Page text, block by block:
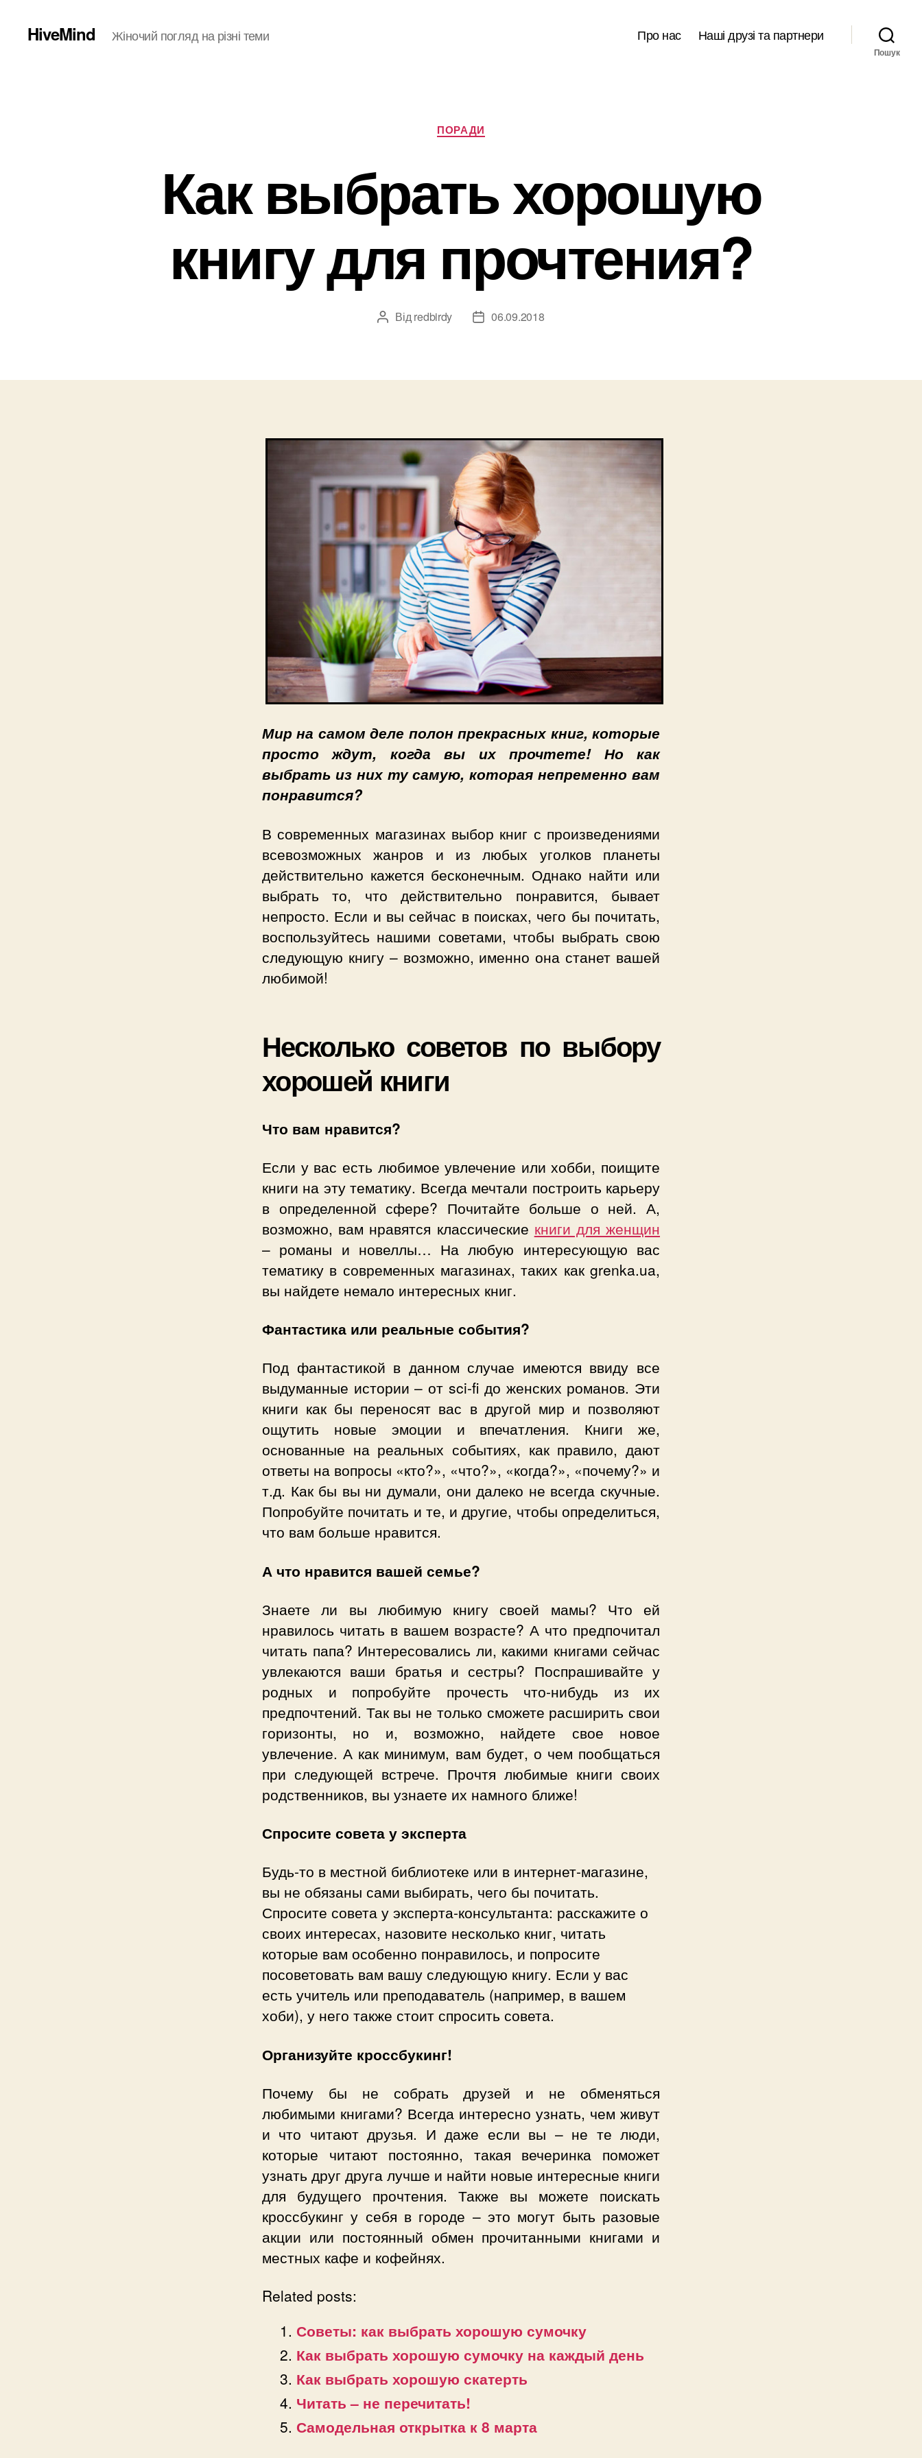
HiveMind Жіночий погляд на різні теми Про нас Наші друзі та партнери
Пошук
Категорії
ПОРАДИ
Как выбрать хорошую
книгу для прочтения?
Автор
Від redbirdy
Дата06.09.2018
Мир на самом деле полон прекрасных книг, которые
просто ждут, когда вы их прочтете! Но как
выбрать из них ту самую, которая непременно вам
понравится?
В современных магазинах выбор книг с произведениями
всевозможных жанров и из любых уголков планеты
действительно кажется бесконечным. Однако найти или
выбрать то, что действительно понравится, бывает
непросто. Если и вы сейчас в поисках, чего бы почитать,
воспользуйтесь нашими советами, чтобы выбрать свою
следующую книгу – возможно, именно она станет вашей
любимой!
Несколько советов по выбору
хорошей книги
Что вам нравится?
Если у вас есть любимое увлечение или хобби, поищите
книги на эту тематику. Всегда мечтали построить карьеру
в определенной сфере? Почитайте больше о ней. А,
возможно, вам нравятся классические книги для женщин
– романы и новеллы… На любую интересующую вас
тематику в современных магазинах, таких как grenka.ua,
вы найдете немало интересных книг.
Фантастика или реальные события?
Под фантастикой в данном случае имеются ввиду все
выдуманные истории – от sci-fi до женских романов. Эти
книги как бы переносят вас в другой мир и позволяют
ощутить новые эмоции и впечатления. Книги же,
основанные на реальных событиях, как правило, дают
ответы на вопросы «кто?», «что?», «когда?», «почему?» и
т.д. Как бы вы ни думали, они далеко не всегда скучные.
Попробуйте почитать и те, и другие, чтобы определиться,
что вам больше нравится.
А что нравится вашей семье?
Знаете ли вы любимую книгу своей мамы? Что ей
нравилось читать в вашем возрасте? А что предпочитал
читать папа? Интересовались ли, какими книгами сейчас
увлекаются ваши братья и сестры? Поспрашивайте у
родных и попробуйте прочесть что-нибудь из их
предпочтений. Так вы не только сможете расширить свои
горизонты, но и, возможно, найдете свое новое
увлечение. А как минимум, вам будет, о чем пообщаться
при следующей встрече. Прочтя любимые книги своих
родственников, вы узнаете их намного ближе!
Спросите совета у эксперта
Будь-то в местной библиотеке или в интернет-магазине,
вы не обязаны сами выбирать, чего бы почитать.
Спросите совета у эксперта-консультанта: расскажите о
своих интересах, назовите несколько книг, читать
которые вам особенно понравилось, и попросите
посоветовать вам вашу следующую книгу. Если у вас
есть учитель или преподаватель (например, в вашем
хоби), у него также стоит спросить совета.
Организуйте кроссбукинг!
Почему бы не собрать друзей и не обменяться
любимыми книгами? Всегда интересно узнать, чем живут
и что читают друзья. И даже если вы – не те люди,
которые читают постоянно, такая вечеринка поможет
узнать друг друга лучше и найти новые интересные книги
для будущего прочтения. Также вы можете поискать
кроссбукинг у себя в городе – это могут быть разовые
акции или постоянный обмен прочитанными книгами и
местных кафе и кофейнях.
Related posts:
Советы: как выбрать хорошую сумочку
Как выбрать хорошую сумочку на каждый день
Как выбрать хорошую скатерть
Читать – не перечитать!
Самодельная открытка к 8 марта